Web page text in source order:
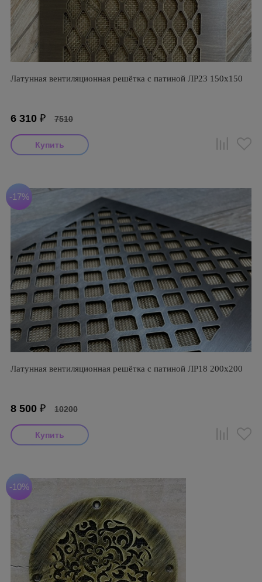
Латунная вентиляционная решётка с патиной ЛР23 150х150
6 310 ₽ 7510
-17%
Латунная вентиляционная решётка с патиной ЛР18 200х200
8 500 ₽ 10200
-10%